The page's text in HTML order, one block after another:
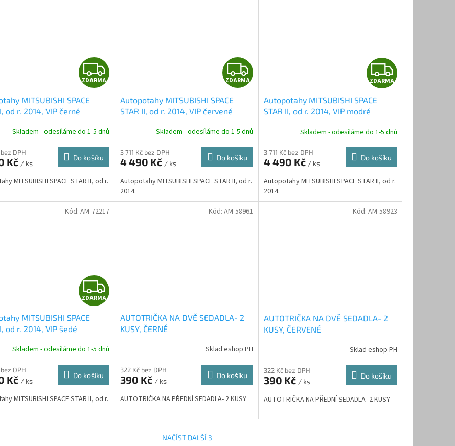
Z
D
R
M
A
ZDARMA
MITSUBISHI SPACE
od r. 2014, VIP černé
Skladem - odesíláme do 1-5 dnů
bez DPH
Kč / ks
Do košíku
MITSUBISHI SPACE STAR II, od r.
Z
D
R
M
A
ZDARMA
Autopotahy MITSUBISHI SPACE
STAR II, od r. 2014, VIP červené
Skladem - odesíláme do 1-5 dnů
3 711 Kč bez DPH
4 490 Kč / ks
Do košíku
Autopotahy MITSUBISHI SPACE STAR II, od r.
2014.
Z
D
R
A
ZDARMA
Autopotahy MITSUBISHI SPACE
STAR II, od r. 2014, VIP modré
Skladem - odesíláme do 1-5 dnů
3 711 Kč bez DPH
4 490 Kč / ks
Do košíku
Autopotahy MITSUBISHI SPACE STAR II, od r.
2014.
Z
D
R
M
A
ZDARMA
MITSUBISHI SPACE
od r. 2014, VIP šedé
Skladem - odesíláme do 1-5 dnů
bez DPH
Kč / ks
Do košíku
MITSUBISHI SPACE STAR II, od r.
Kód: AM-72217
AUTOTRIČKA NA DVĚ SEDADLA- 2
KUSY, ČERNÉ
Sklad eshop PH
322 Kč bez DPH
390 Kč / ks
Do košíku
AUTOTRIČKA NA PŘEDNÍ SEDADLA- 2 KUSY
Kód: AM-58961
AUTOTRIČKA NA DVĚ SEDADLA- 2
KUSY, ČERVENÉ
Sklad eshop PH
322 Kč bez DPH
390 Kč / ks
Do košíku
AUTOTRIČKA NA PŘEDNÍ SEDADLA- 2 KUSY
Kód: AM-58923
NAČÍST DALŠÍ 3